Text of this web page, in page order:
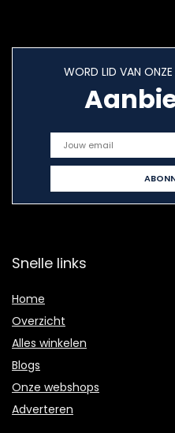
WORD LID VAN
Snelle links
Home
Overzicht
Alles winkelen
Blogs
Onze webshops
Adverteren